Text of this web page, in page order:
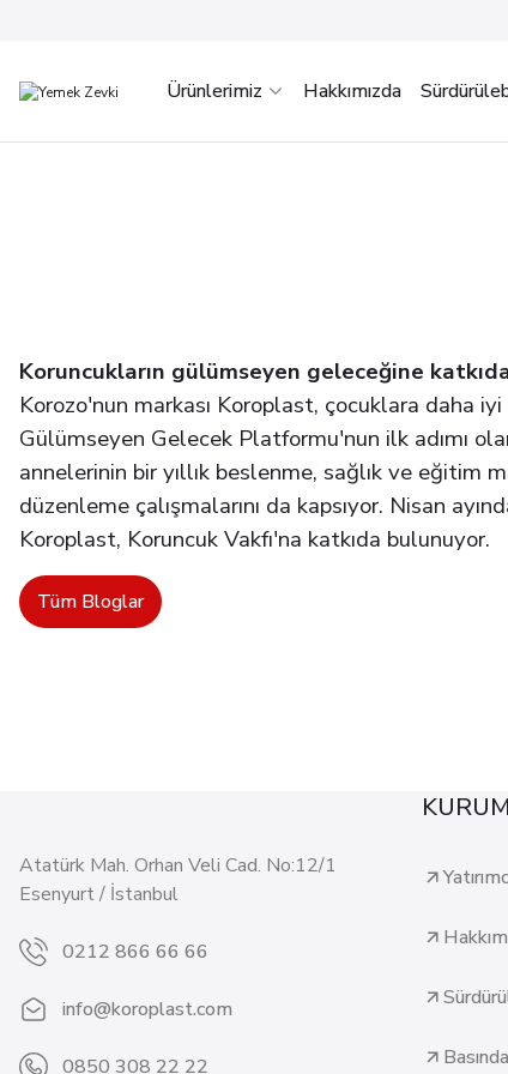
Ürünlerimiz Hakkımızda
Koruncukların gülümseyen geleceğine
Korozo'nun markası Koroplast, çocuklara daha
Gülümseyen Gelecek Platformu'nun ilk adımı
annelerinin bir yıllık beslenme, sağlık ve eğitim
düzenleme çalışmalarını da kapsıyor. Nisan
Koroplast, Koruncuk Vakfı'na katkıda bulunuyor.
Tüm Bloglar
Atatürk Mah. Orhan Veli Cad. No:12/1
Esenyurt / İstanbul
0212 866 66 66
info@koroplast.com
0850 308 22 22